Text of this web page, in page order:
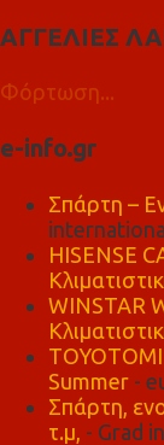
ΑΓΓΕΛΙΕΣ
Φόρτωση...
e-info.gr
Σπάρτη –
HISENSE
WINSTAR
Summer -
Σπάρτη,
τ.μ, - Grad